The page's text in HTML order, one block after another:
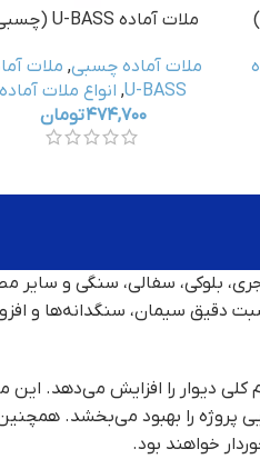
ملات آماده U-BASS (چسبی)
ملات آماده چسبی, ملات
U-BASS
, انواع ملات آماده
۴۷۴,۷۰۰تومان
بلوکی، سفالی، سنگی و سایر
دقیق سیمان، سنگدانه‌ها و
دیوار را افزایش می‌دهد. این
پروژه را بهبود می‌بخشد.
خواهند بود.